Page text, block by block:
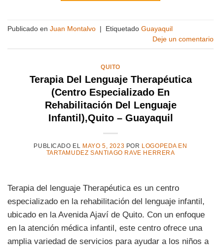
Publicado en Juan Montalvo Etiquetado Guayaquil
Deje un comentario
QUITO
Terapia Del Lenguaje Therapéutica
(Centro Especializado En
Rehabilitación Del Lenguaje
Infantil),Quito – Guayaquil
PUBLICADO EL MAYO 5, 2023 POR LOGOPEDA EN
TARTAMUDEZ SANTIAGO RAVE HERRERA
Terapia del lenguaje Therapéutica es un centro
especializado en la rehabilitación del lenguaje infantil,
ubicado en la Avenida Ajaví de Quito. Con un enfoque
en la atención médica infantil, este centro ofrece una
amplia variedad de servicios para ayudar a los niños a